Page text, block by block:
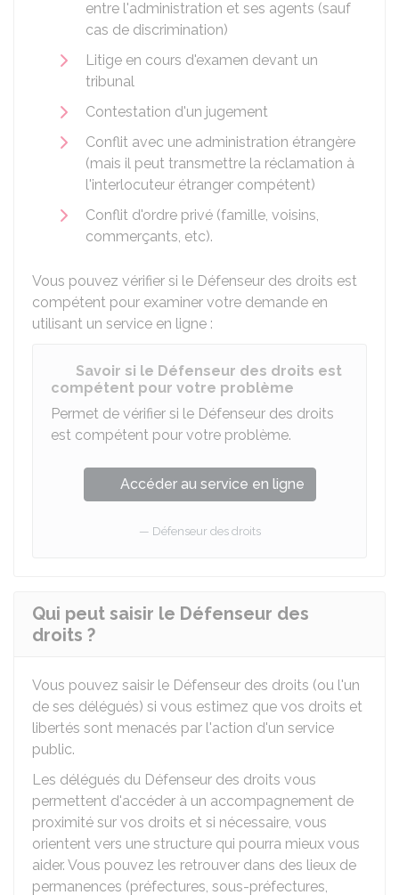
entre l'administration et ses agents (sauf
cas de discrimination)
Litige en cours d'examen devant un
tribunal
Contestation d'un jugement
Conflit avec une administration étrangère
(mais il peut transmettre la réclamation à
l'interlocuteur étranger compétent)
Conflit d'ordre privé (famille, voisins,
commerçants, etc).
Vous pouvez vérifier si le Défenseur des droits est
compétent pour examiner votre demande en
utilisant un service en ligne :
Savoir si le Défenseur des droits est
compétent pour votre problème
Permet de vérifier si le Défenseur des droits
est compétent pour votre problème.
Accéder au service en ligne
Défenseur des droits
Qui peut saisir le Défenseur des
droits ?
Vous pouvez saisir le Défenseur des droits (ou l'un
de ses délégués) si vous estimez que vos droits et
libertés sont menacés par l'action d'un service
public.
Les délégués du Défenseur des droits vous
permettent d'accéder à un accompagnement de
proximité sur vos droits et si nécessaire, vous
orientent vers une structure qui pourra mieux vous
aider. Vous pouvez les retrouver dans des lieux de
permanences (préfectures, sous-préfectures,